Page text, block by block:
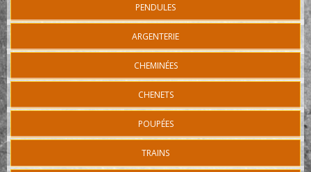
PENDULES
ARGENTERIE
CHEMINÉES
CHENETS
POUPÉES
TRAINS